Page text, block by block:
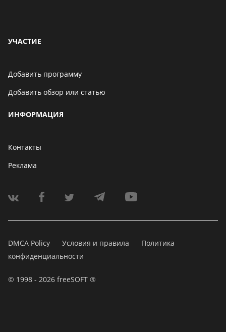
УЧАСТИЕ
Добавить программу
Добавить обзор или статью
ИНФОРМАЦИЯ
Контакты
Реклама
DMCA Policy Условия и правила
Политика
конфиденциальности
© 1998 - 2026 freeSOFT ®